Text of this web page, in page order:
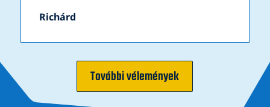
Richárd
További vélemények